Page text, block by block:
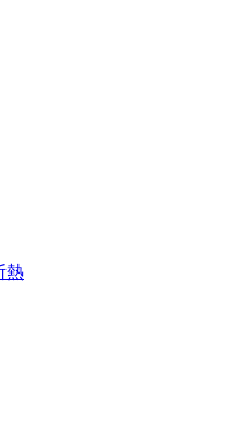
熱